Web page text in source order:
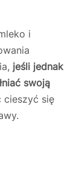
i
jeśli jednak
swoją
cieszyć się